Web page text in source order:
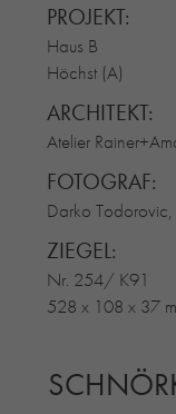
ÜBER UNS
BLOG
PROJEKT:
Haus B
Höchst (A)
ARCHITEKT:
Atelier
FOTOGRAF:
Darko
ZIEGEL:
Nr. 254/ K91
528 x 108 x 37